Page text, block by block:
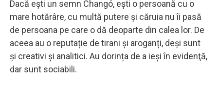
Dacă ești un semn Changó, ești o persoană cu o
mare hotărâre, cu multă putere și căruia nu îi pasă
de persoana pe care o dă deoparte din calea lor. De
aceea au o reputație de tirani și aroganți, deși sunt
și creativi și analitici. Au dorința de a ieşi în evidenţă,
dar sunt sociabili.